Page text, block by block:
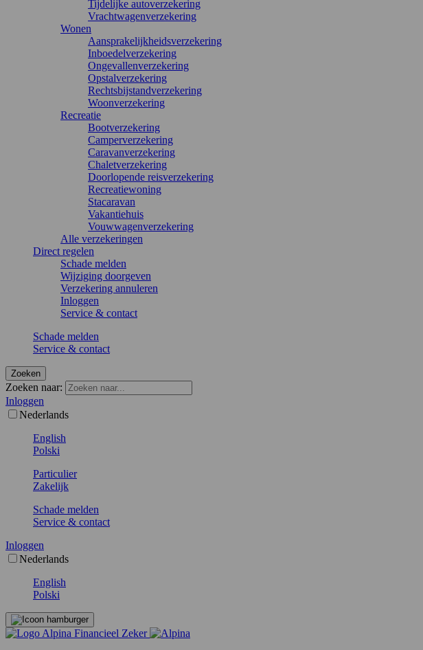
Tijdelijke autoverzekering
Vrachtwagenverzekering
Wonen
Aansprakelijkheidsverzekering
Inboedelverzekering
Ongevallenverzekering
Opstalverzekering
Rechtsbijstandverzekering
Woonverzekering
Recreatie
Bootverzekering
Camperverzekering
Caravanverzekering
Chaletverzekering
Doorlopende reisverzekering
Recreatiewoning
Stacaravan
Vakantiehuis
Vouwwagenverzekering
Alle verzekeringen
Direct regelen
Schade melden
Wijziging doorgeven
Verzekering annuleren
Inloggen
Service & contact
Schade melden
Service & contact
Zoeken
Zoeken naar:
Inloggen
Nederlands
English
Polski
Particulier
Zakelijk
Schade melden
Service & contact
Inloggen
Nederlands
English
Polski